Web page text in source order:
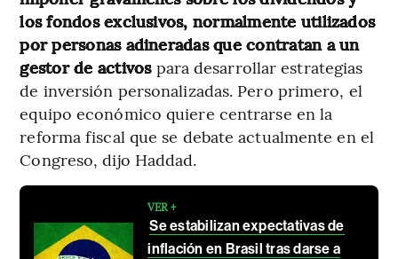
los fondos exclusivos, normalmente utilizados
por personas adineradas que contratan a un
gestor de activospara desarrollar estrategias
de inversión personalizadas. Pero primero, el
equipo económico quiere centrarse en la
reforma fiscal que se debate actualmente en el
Congreso, dijo Haddad.
VER +
Se estabilizan expectativas de
inflación en Brasil tras darse a